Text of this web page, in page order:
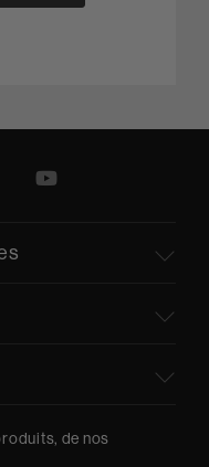
de nos